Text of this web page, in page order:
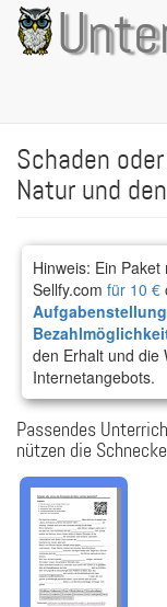
Direkt
zum
Inhalt
Schaden
Natur und
Hinweis: Ein
Sellfy.com für 10 €
den Erhalt und die
Internetangebots.
Passendes
nützen die